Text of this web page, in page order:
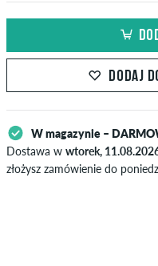
DODAJ
W magazynie –
Dostawa w wtorek,
złożysz zamówienie do